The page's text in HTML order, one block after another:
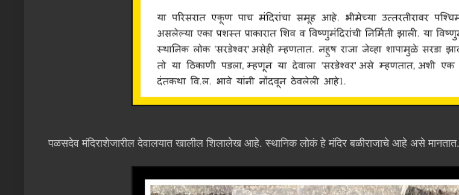
पळसदेव मंदिराशेजारील देवालयात खालील शिलालेख आहे. स्थानिक लोकं हे मंदिर बळीराजाचे आहे असे मानतात.